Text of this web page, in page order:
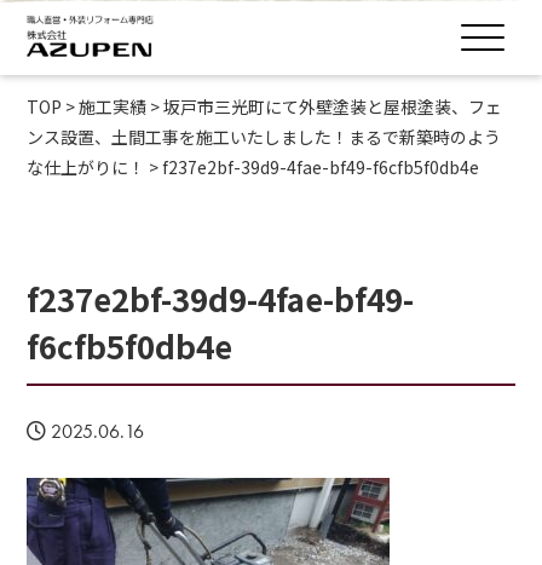
TOP >施工実績 >坂戸市三光町にて外壁塗装と屋根塗装、フェ
ンス設置、土間工事を施工いたしました！まるで新築時のよう
な仕上がりに！ >f237e2bf-39d9-4fae-bf49-f6cfb5f0db4e
f237e2bf-39d9-4fae-bf49-
f6cfb5f0db4e
2025.06.16